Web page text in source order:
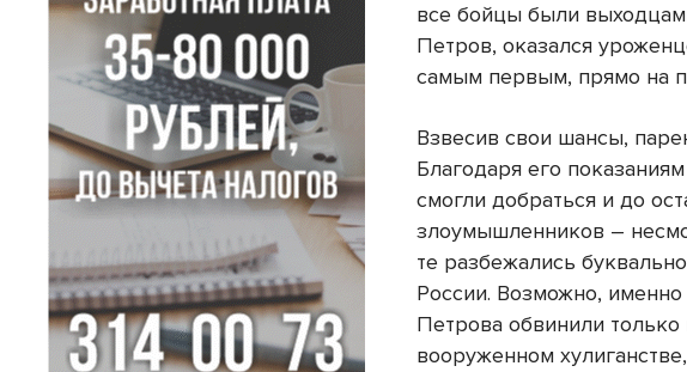
все бойцы были
Петров, оказался
самым первым, прямо на
Взвесив свои шансы,
Благодаря его
смогли добраться и до
злоумышленников –
те разбежались
России. Возможно, именно
Петрова обвинили только
вооруженном